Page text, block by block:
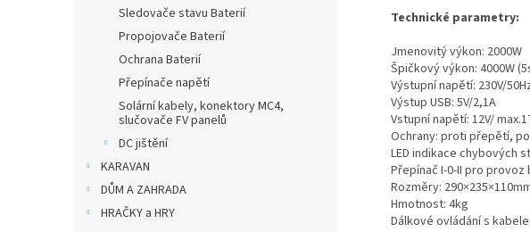
Sledovače stavu Baterií
Propojovače Baterií
Ochrana Baterií
Přepínače napětí
Solární kabely, konektory MC4,
slučovače FV panelů
DC jištění
KARAVAN
DŮM A ZAHRADA
HRAČKY a HRY
Technické parametry:
Jmenovitý výkon: 2000W
Špičkový výkon: 4000W
Výstupní napětí: 230V/
Výstup USB: 5V/2,1A
Vstupní napětí: 12V/
Ochrany: proti přepětí,
LED indikace chybových
Přepínač I-0-II pro
Rozměry:
Hmotnost: 4kg
Dálkové ovládání s